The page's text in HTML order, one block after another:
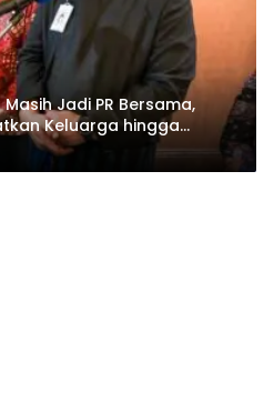
Jadi PR Bersama,
Keluarga hingga